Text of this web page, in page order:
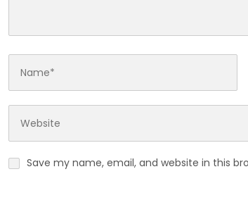
Save my name, email, and website in this